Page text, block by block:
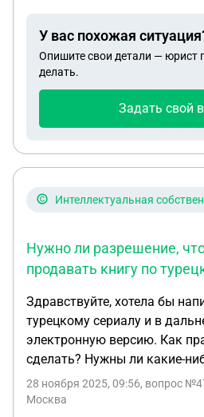
У вас похожая
Опишите свои детали — юрист
делать.
Задать свой
Интеллектуальная
Нужно ли разрешение,
продавать книгу по
Здравствуйте, хотела бы
турецкому сериалу и в
электронную версию. Как
сделать? Нужны ли какие-
28 ноября 2025, 09:56, вопрос
Москва